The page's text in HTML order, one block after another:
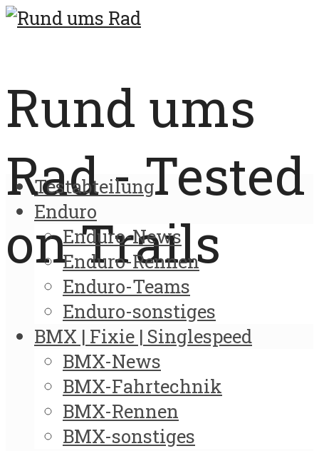
Rund ums
Rad - Tested
on Trails
Testabteilung
Enduro
Enduro-News
Enduro-Rennen
Enduro-Teams
Enduro-sonstiges
BMX | Fixie | Singlespeed
BMX-News
BMX-Fahrtechnik
BMX-Rennen
BMX-sonstiges